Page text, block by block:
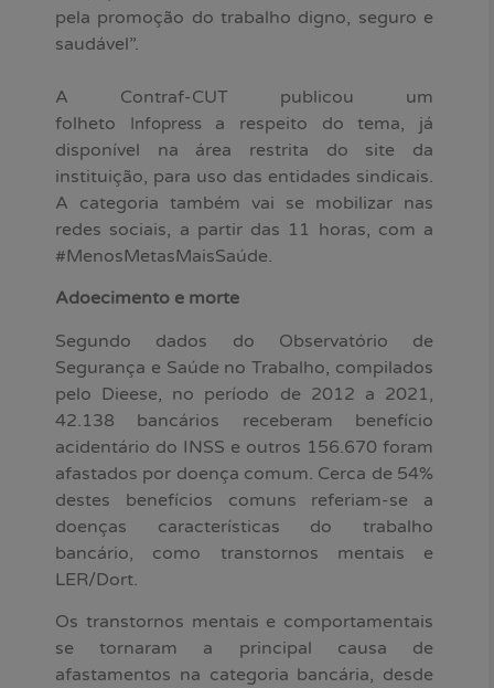
pela promoção do trabalho digno, seguro e
saudável”.
A Contraf-CUT publicou um
folheto
Infopressa respeito do tema, já
disponível na área restrita do site da
instituição, para uso das entidades sindicais.
A categoria também vai se mobilizar nas
redes sociais, a partir das 11 horas, com a
#MenosMetasMaisSaúde.
Adoecimento e morte
Segundo dados do Observatório de
Segurança e Saúde no Trabalho, compilados
pelo Dieese, no período de 2012 a 2021,
42.138 bancários receberam benefício
acidentário do INSS e outros 156.670 foram
afastados por doença comum. Cerca de 54%
destes benefícios comuns referiam-se a
doenças características do trabalho
bancário, como transtornos mentais e
LER/Dort.
Os transtornos mentais e comportamentais
se tornaram a principal causa de
afastamentos na categoria bancária, desde